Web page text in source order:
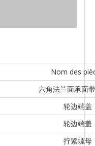
Nom des
六角法兰面承面
轮边端盖
轮边端盖
拧紧螺母